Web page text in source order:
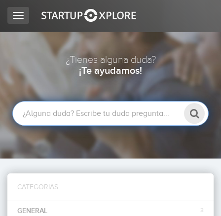
BUSCO FINANCIACIÓN
REGISTRO
ACCESO
Toggle
navigation
¿Tienes alguna duda?
¡Te ayudamos!
CATEGORIAS
GENERAL 3